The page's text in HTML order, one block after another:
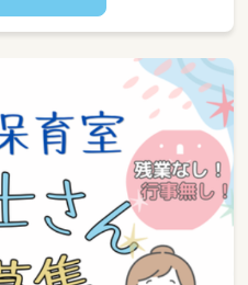
き・室内活動等の
替え、
生活習慣の補助
るお昼ご飯（給食）の
サポート
安全に過ごせるよう、
もちゃの消毒・環境整備